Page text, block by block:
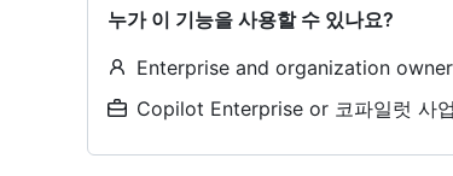
누가 이 기능을 사용할 수 있나요?
Enterprise and organization
Copilot Enterprise or 코파일럿 사업